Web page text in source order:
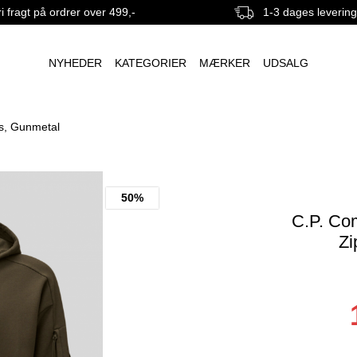
fragt på ordrer over 499,- 1-3 dages levering
NYHEDER KATEGORIER MÆRKER UDSALG
Gunmetal
50%
C.P.